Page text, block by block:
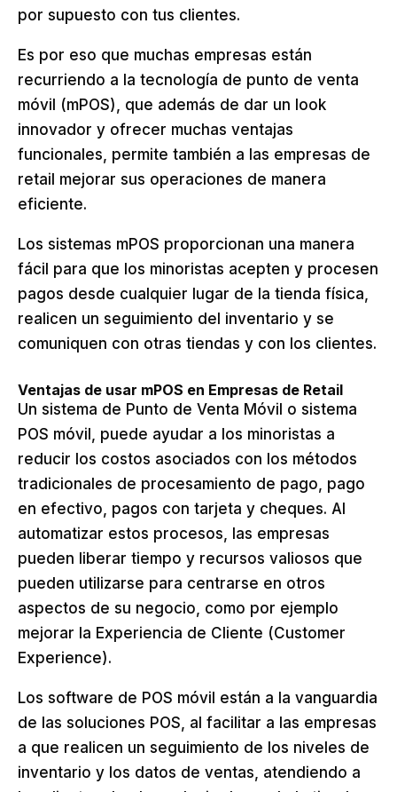
por supuesto con tus clientes.
Es por eso que muchas empresas están
recurriendo a la tecnología de punto de venta
móvil (mPOS), que además de dar un look
innovador y ofrecer muchas ventajas
funcionales, permite también a las empresas de
retail mejorar sus operaciones de manera
eficiente.
Los sistemas mPOS proporcionan una manera
fácil para que los minoristas acepten y procesen
pagos desde cualquier lugar de la tienda física,
realicen un seguimiento del inventario y se
comuniquen con otras tiendas y con los clientes.
Ventajas de usar mPOS en Empresas de Retail
Un sistema de Punto de Venta Móvil o sistema
POS móvil, puede ayudar a los minoristas a
reducir los costos asociados con los métodos
tradicionales de procesamiento de pago, pago
en efectivo, pagos con tarjeta y cheques. Al
automatizar estos procesos, las empresas
pueden liberar tiempo y recursos valiosos que
pueden utilizarse para centrarse en otros
aspectos de su negocio, como por ejemplo
mejorar la Experiencia de Cliente (Customer
Experience).
Los software de POS móvil están a la vanguardia
de las soluciones POS, al facilitar a las empresas
a que realicen un seguimiento de los niveles de
inventario y los datos de ventas, atendiendo a